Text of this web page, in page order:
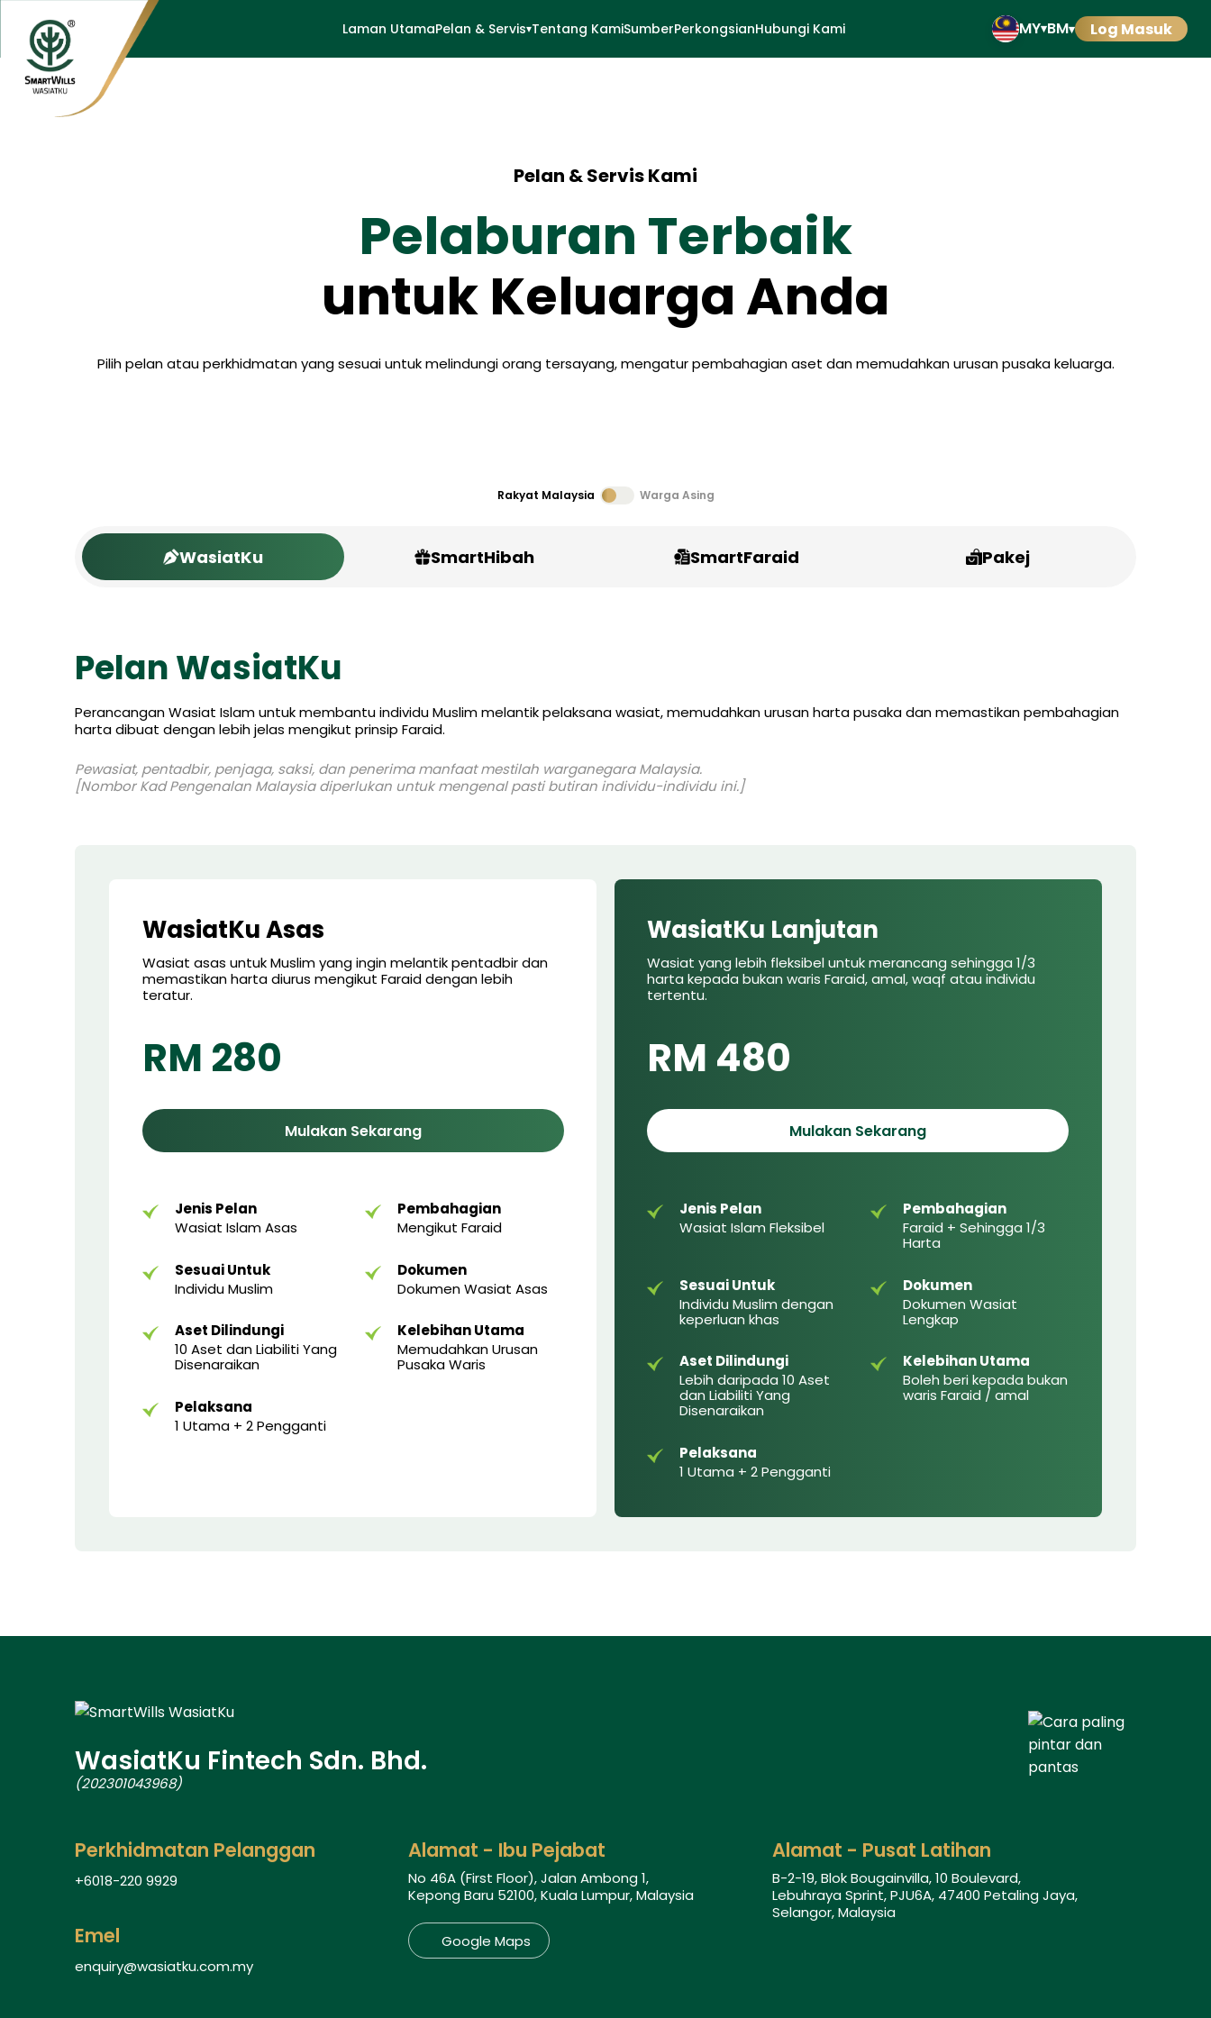
Laman UtamaPelan & Servis▾Tentang KamiSumberPerkongsianHubungi Kami MY▾BM▾ Log Masuk
Pelan & Servis Kami
Pelaburan Terbaik
untuk Keluarga Anda
Pilih pelan atau perkhidmatan yang sesuai untuk melindungi orang tersayang, mengatur pembahagian aset dan memudahkan urusan pusaka keluarga.
Rakyat Malaysia Warga Asing
WasiatKu SmartHibah SmartFaraid Pakej
Pelan WasiatKu
Perancangan Wasiat Islam untuk membantu individu Muslim melantik pelaksana wasiat, memudahkan urusan harta pusaka dan memastikan pembahagian
harta dibuat dengan lebih jelas mengikut prinsip Faraid.
Pewasiat, pentadbir, penjaga, saksi, dan penerima manfaat mestilah warganegara Malaysia.
[Nombor Kad Pengenalan Malaysia diperlukan untuk mengenal pasti butiran individu-individu ini.]
WasiatKu Asas
Wasiat asas untuk Muslim yang ingin melantik pentadbir dan
memastikan harta diurus mengikut Faraid dengan lebih
teratur.
RM 280
Mulakan Sekarang
Jenis Pelan
Wasiat Islam Asas
Pembahagian
Mengikut Faraid
Sesuai Untuk
Individu Muslim
Dokumen
Dokumen Wasiat Asas
Aset Dilindungi
10 Aset dan Liabiliti Yang
Disenaraikan
Kelebihan Utama
Memudahkan Urusan
Pusaka Waris
Pelaksana
1 Utama + 2 Pengganti
WasiatKu Lanjutan
Wasiat yang lebih fleksibel untuk merancang sehingga 1/3
harta kepada bukan waris Faraid, amal, waqf atau individu
tertentu.
RM 480
Mulakan Sekarang
Jenis Pelan
Wasiat Islam Fleksibel
Pembahagian
Faraid + Sehingga 1/3
Harta
Sesuai Untuk
Individu Muslim dengan
keperluan khas
Dokumen
Dokumen Wasiat
Lengkap
Aset Dilindungi
Lebih daripada 10 Aset
dan Liabiliti Yang
Disenaraikan
Kelebihan Utama
Boleh beri kepada bukan
waris Faraid / amal
Pelaksana
1 Utama + 2 Pengganti
WasiatKu Fintech Sdn. Bhd.
(202301043968)
Perkhidmatan Pelanggan
+6018-220 9929
Emel
enquiry@wasiatku.com.my
Alamat - Ibu Pejabat
No 46A (First Floor), Jalan Ambong 1,
Kepong Baru 52100, Kuala Lumpur, Malaysia
Google Maps
Alamat - Pusat Latihan
B-2-19, Blok Bougainvilla, 10 Boulevard,
Lebuhraya Sprint, PJU6A, 47400 Petaling Jaya,
Selangor, Malaysia